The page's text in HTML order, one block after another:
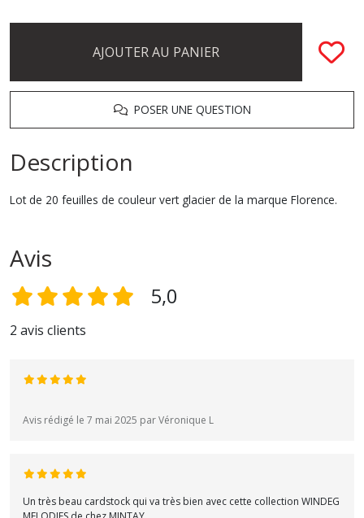
AJOUTER AU PANIER
POSER UNE QUESTION
Description
Lot de 20 feuilles de couleur vert glacier de la marque Florence.
Avis
5,0
2 avis clients
Avis rédigé le 7 mai 2025 par Véronique L
Un très beau cardstock qui va très bien avec cette collection WINDEG